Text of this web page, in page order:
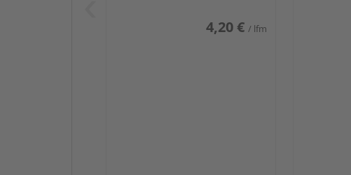
4,20 € / lfm